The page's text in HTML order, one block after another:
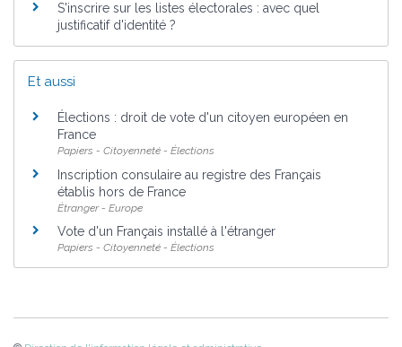
S'inscrire sur les listes électorales : avec quel
justificatif d'identité ?
Et aussi
Élections : droit de vote d'un citoyen européen en
France
Papiers - Citoyenneté - Élections
Inscription consulaire au registre des Français
établis hors de France
Étranger - Europe
Vote d'un Français installé à l'étranger
Papiers - Citoyenneté - Élections